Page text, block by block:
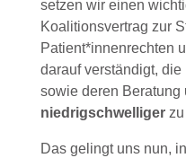
setzen wir einen
Koalitionsvertrag zur
Patient*innenrechten
darauf verständigt,
sowie deren Beratung
niedrigschwelliger
Das gelingt uns nun,